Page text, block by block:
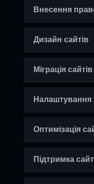
Внесення
Дизайн сайтів
Міграція сайтів
Налаштування
Оптимізація
Підтримка